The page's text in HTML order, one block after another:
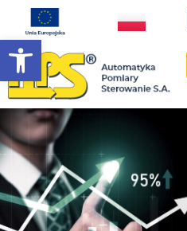
Otwórz pasek narzędzi